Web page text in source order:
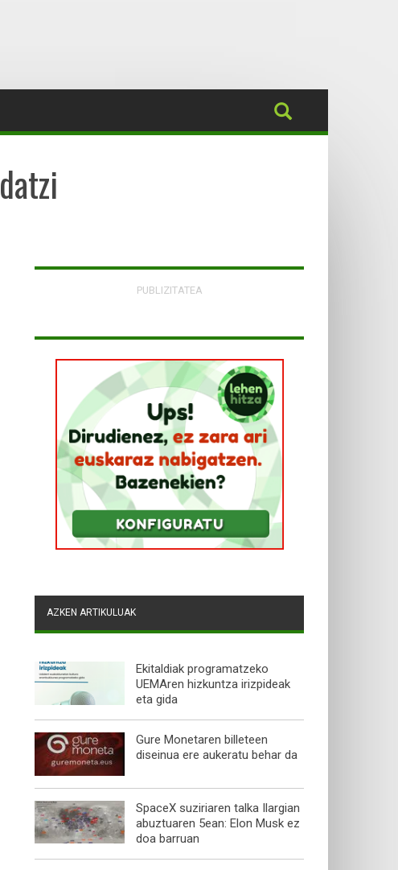
PUBLIZITATEA
AZKEN ARTIKULUAK
Ekitaldiak programatzeko
UEMAren hizkuntza irizpideak
eta gida
Gure Monetaren billeteen
diseinua ere aukeratu behar da
SpaceX suziriaren talka Ilargian
abuztuaren 5ean: Elon Musk ez
doa barruan